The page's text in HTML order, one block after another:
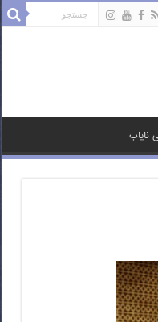
نایاب